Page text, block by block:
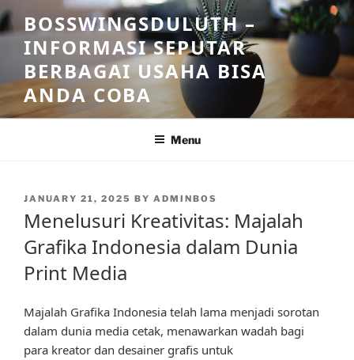
Skip
to
content
BOSSWINGSDULUTH –
INFORMASI SEPUTAR
BERBAGAI USAHA BISA
ANDA COBA
Menu
POSTED
JANUARY 21, 2025 BY ADMINBOS
Menelusuri Kreativitas: Majalah
Grafika Indonesia dalam Dunia
Print Media
Majalah Grafika Indonesia telah lama menjadi sorotan
dalam dunia media cetak, menawarkan wadah bagi
para kreator dan desainer grafis untuk